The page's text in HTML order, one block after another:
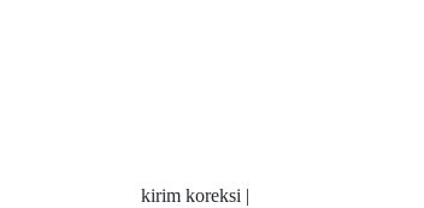
kirim koreksi |